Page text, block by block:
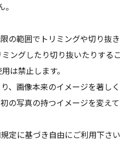
の範囲でトリミングや切り抜
ングしたり切り抜いたりす
は禁止します。
画像本来のイメージを著しく
写真の持つイメージを変えて
に基づき自由にご利用下さい